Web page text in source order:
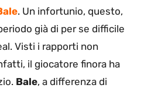
. Un infortunio, questo,
già di per se difficile
Visti i rapporti non
il giocatore finora ha
Bale, a differenza di